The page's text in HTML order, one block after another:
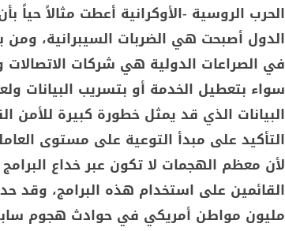
الحرب الروسية -الأوكرانية أعطت مثالاً حياً
الدول أصبحت هي الضربات السيبرانية،
في الصراعات الدولية هي شركات الاتصالات
سواء بتعطيل الخدمة أو بتسريب البيانات
البيانات الذي قد يمثل خطورة كبيرة
التأكيد على مبدأ التوعية على مستوى
لأن معظم الهجمات لا تكون عبر خداع
مليون مواطن أمريكي في حوادث هجوم